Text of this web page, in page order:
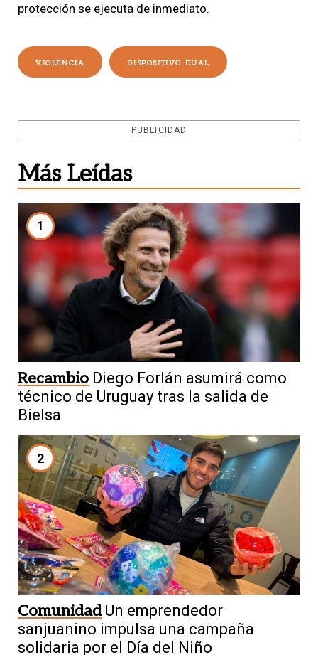
protección se ejecuta de inmediato.
VIOLENCIA DISPOSITIVO DUAL
PUBLICIDAD
Más Leídas
1
Recambio Diego Forlán asumirá como
técnico de Uruguay tras la salida de
Bielsa
2
Comunidad Un emprendedor
sanjuanino impulsa una campaña
solidaria por el Día del Niño